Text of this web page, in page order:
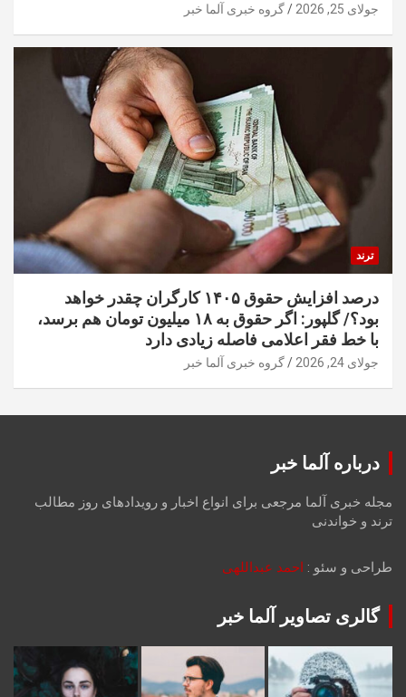
جولای 25, 2026 گروه خبری آلما خبر
ترند
درصد افزایش حقوق ۱۴۰۵ کارگران چقدر خواهد
بود؟/ گلپور: اگر حقوق به ۱۸ میلیون تومان هم برسد،
با خط فقر اعلامی فاصله زیادی دارد
جولای 24, 2026 گروه خبری آلما خبر
درباره آلما خبر
مجله خبری آلما مرجعی برای انواع اخبار و رویدادهای روز مطالب
ترند و خواندنی
طراحی و سئو : احمد عبداللهی
گالری تصاویر آلما خبر